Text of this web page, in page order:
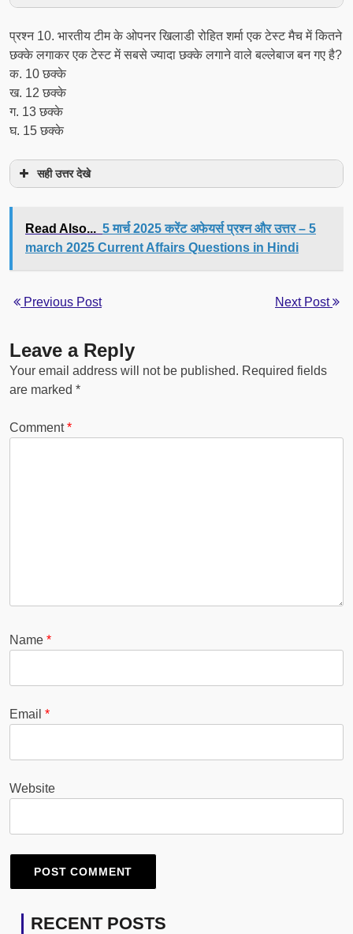
प्रश्‍न 10. भारतीय टीम के ओपनर खिलाडी रोहित शर्मा एक टेस्ट मैच में कितने
छक्के लगाकर एक टेस्ट में सबसे ज्यादा छक्के लगाने वाले बल्लेबाज बन गए है?
क. 10 छक्के
ख. 12 छक्के
ग. 13 छक्के
घ. 15 छक्के
सही उत्तर देखे
Read Also... 5 मार्च 2025 करेंट अफेयर्स प्रश्न और उत्तर – 5
march 2025 Current Affairs Questions in Hindi
Previous Post Next Post
Leave a Reply
Your email address will not be published. Required fields
are marked *
Comment*
Name *
Email *
Website
RECENT POSTS